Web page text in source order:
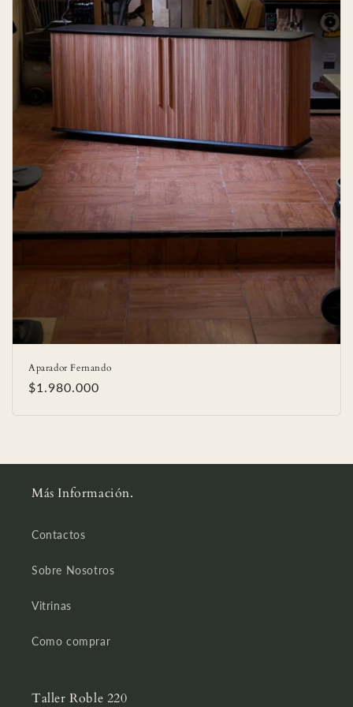
Aparador Fernando
Precio
$1.980.000
Más Información.
Contactos
Sobre Nosotros
Vitrinas
Como comprar
Taller Roble 220